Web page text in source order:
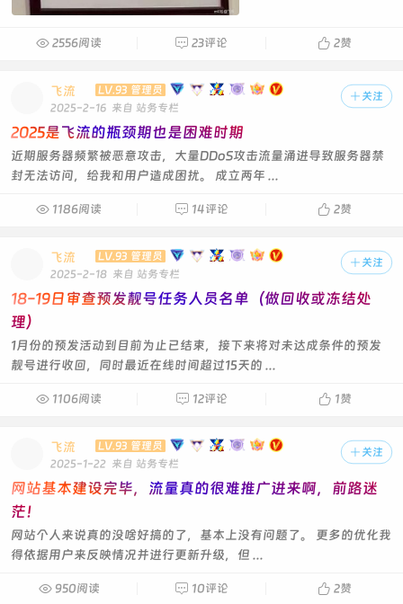
 2556阅读  23评论  2赞
 关注
飞流
LV.93 管理员
2025-2-16 来自 站务专栏
2025是飞流的瓶颈期也是困难时期
近期服务器频繁被恶意攻击，大量DDoS攻击流量涌进导致服务器禁
封无法访问，给我和用户造成困扰。 成立两年 ...
 1186阅读  14评论  2赞
 关注
飞流
LV.93 管理员
2025-2-18 来自 站务专栏
18-19日审查预发靓号任务人员名单（做回收或冻结处
理）
1月份的预发活动到目前为止已结束，接下来将对未达成条件的预发
靓号进行收回，同时最近在线时间超过15天的 ...
 1106阅读  12评论  1赞
 关注
飞流
LV.93 管理员
2025-1-22 来自 站务专栏
网站基本建设完毕，流量真的很难推广进来啊，前路迷
茫！
网站个人来说真的没啥好搞的了，基本上没有问题了。 更多的优化我
得依据用户来反映情况并进行更新升级，但 ...
 950阅读  10评论  2赞